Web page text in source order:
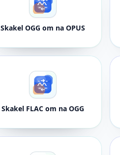
Skakel OGG om na OPUS
Skakel FLAC om na OGG